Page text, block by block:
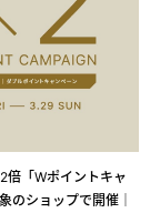
倍「Wポイントキャ
のショップで開催｜